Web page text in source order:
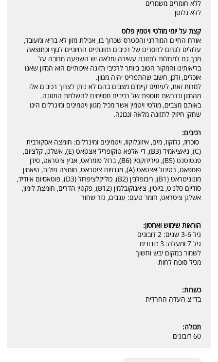
ללא חומרים משמרים
ללא גלוטן
קצת על יומי מולטי ויטמין פלוס
אורח החיים המודרני והסטרס שכרוך בו, אכילת מזון לא בריא ומעובד,
עלולים לגרום לחסרים של רכיבים תזונתיים החיוניים לגוף וכתוצאה
מכך גם למחלות לתזונה עשירה ומלאה יש השפעה מרובה על
בריאותינו והמקור הטוב ביותר לרכיבי תזונה איכותיים הוא המזון שאנו
אוכלים, ולכן, חשוב שהתפריט יהיה מגוון.
למרות זאת, לעיתים קיימים מצבים בהם לא ניתן לצרוך רכיבים אלו
מהמזון ונדרשת תוספת של רכיבים מסוימים להשלמת התזונה.
באותם מצבים, מולטי ויטמין אשר מכיל מגוון ויטמינים ומינרלים הינו
שחקן חיזוק לתזונה מלאה ונכונה.
רכיבים:
סוכרוז, גלוקוז, מים, איזוגלוקוז, ויטמינים ומינרלים: חומצה אסקורבית
(C), ניאציאמיד (B3), די אלפא טוקופריל אצטאט (E), אשלגן, קלציום,
פנטוטנט (B5), פירידוקסין (B6), ברזל פומראט, אבץ ציטראט, סידן
פוספאט, רטינול אצטאט (A), מגנזיום ציטראט, חומצה פולית, טיאמין
מונוניטראט (B1), ריבופלבין (B2), כוליקלציפרול (D3), פוטאסיום איודיד,
סודיום סלניט, ביוטין, ציאנוקובלמין (B12), פקטין הדרים, חומצת לימון,
אשלגן ציטראט, חומר טעם: ענבים, גזר שחור
הוראות שימוש ואחסון:
גיל 3-6 שנים: 2 דובונים
גיל 7 ומעלה: 3 דובונים
לשמור במקום יבש וחשוך
מכיל סופח לחות
כשרות:
בד"צ העדה החרדית
תכולה:
60 דובונים